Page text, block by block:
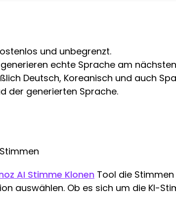
und unbegrenzt.
echte Sprache am
Deutsch, Koreanisch und auch
der generierten Sprache.
AI Stimme Klonen Tool die
auswählen. Ob es sich um die KI-